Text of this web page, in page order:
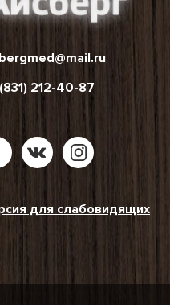
212-40-87
для слабовидящих